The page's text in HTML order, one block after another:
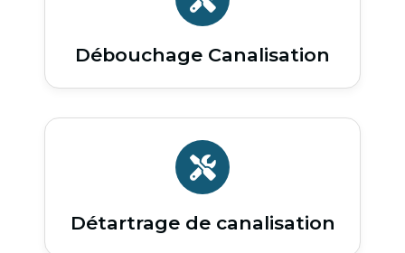
Débouchage Canalisation
Détartrage de canalisation